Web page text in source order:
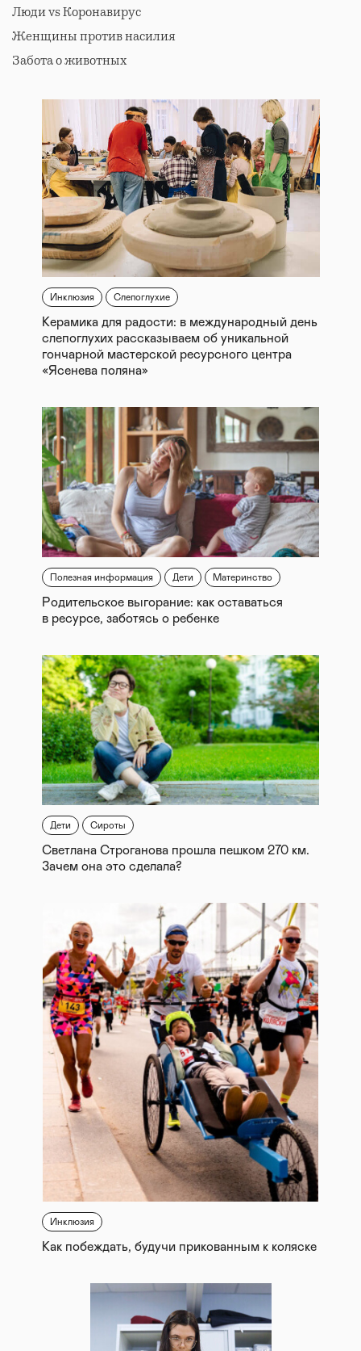
Люди vs Коронавирус
Женщины против насилия
Забота о животных
Инклюзия Слепоглухие
Керамика для радости: в международный день
слепоглухих рассказываем об уникальной
гончарной мастерской ресурсного центра
«Ясенева поляна»
Полезная информация Дети Материнство
Родительское выгорание: как оставаться
в ресурсе, заботясь о ребенке
Дети Сироты
Светлана Строганова прошла пешком 270 км.
Зачем она это сделала?
Инклюзия
Как побеждать, будучи прикованным к коляске